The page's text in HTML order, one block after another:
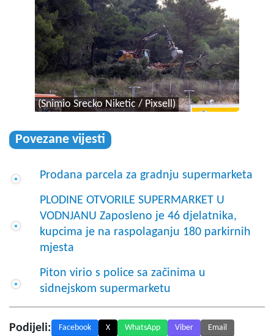
(Snimio Srecko Niketic / Pixsell)
Povezane vijesti
Prodana parcela za gradnju supermarketa
PLODINE OTVORILE SUPERMARKET U
VODNJANU Zaposleno je 46 djelatnika,
kupcima je na raspolaganju 180 parkirnih
mjesta
Piton virio s police sa začinima u
sidnejskom supermarketu
Podijeli: Facebook X WhatsApp Viber Email